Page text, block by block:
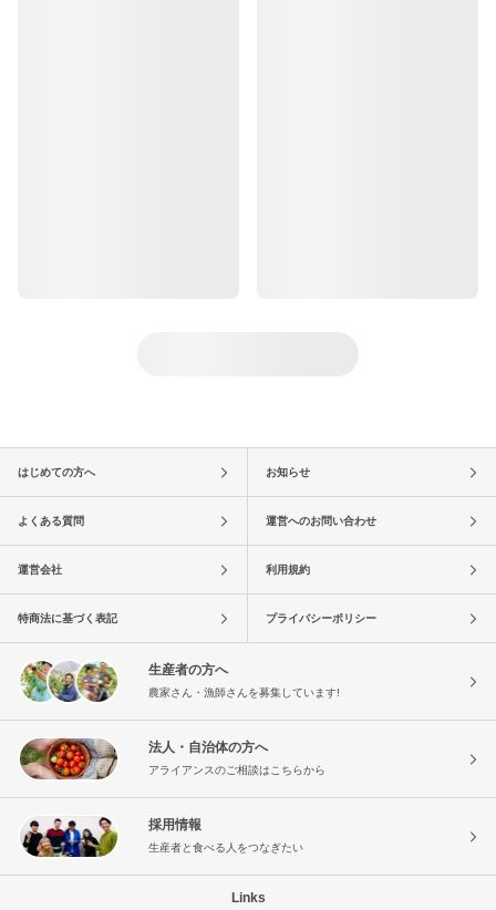
はじめての方へ お知らせ
よくある質問 運営へのお問い合わせ
運営会社 利用規約
特商法に基づく表記 プライバシーポリシー
生産者の方へ
農家さん・漁師さんを募集しています!
法人・自治体の方へ
アライアンスのご相談はこちらから
採用情報
生産者と食べる人をつなぎたい
Links